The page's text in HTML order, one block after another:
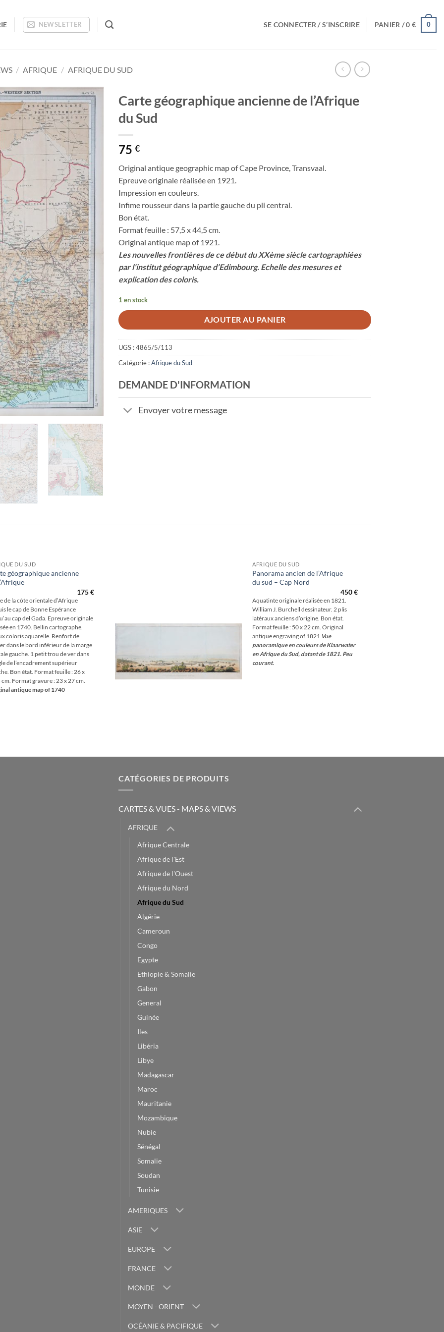
NEWSLETTER SE CONNECTER / S’INSCRIRE PANIER /0€ 0
/ AFRIQUE / AFRIQUE DU SUD
Ajouter
à la
wishlist
Carte géographique ancienne de l’Afrique
du Sud
75 €
Original antique geographic map of Cape Province, Transvaal.
Epreuve originale réalisée en 1921.
Impression en couleurs.
Infime rousseur dans la partie gauche du pli central.
Bon état.
Format feuille : 57,5 x 44,5 cm.
Original antique map of 1921.
Les nouvelles frontières de ce début du XXème siècle cartographiées
par l’institut géographique d’Edimbourg. Echelle des mesures et
explication des coloris.
1 en stock
AJOUTER AU PANIER
UGS :4865/5/113
Catégorie :Afrique du Sud
DEMANDE D'INFORMATION
Envoyer votre message
DU SUD
géographique ancienne
175€
de la côte orientale d’Afrique
le cap de Bonne Espérance
cap del Gada. Epreuve originale
en 1740. Bellin cartographe.
coloris aquarelle. Renfort de
dans le bord inférieur de la marge
gauche. 1 petit trou de ver dans
de l’encadrement supérieur
Bon état. Format feuille : 26 x
cm. Format gravure : 23 x 27 cm.
antique map of 1740
AFRIQUE DU SUD
Panorama ancien de l’Afrique
du sud – Cap Nord
450€
Aquatinte originale réalisée en 1821.
William J. Burchell dessinateur. 2 plis
latéraux anciens d’origine. Bon état.
Format feuille : 50 x 22 cm. Original
antique engraving of 1821 Vue
panoramique en couleurs de Klaarwater
en Afrique du Sud, datant de 1821. Peu
courant.
CATÉGORIES DE PRODUITS
CARTES & VUES - MAPS & VIEWS
AFRIQUE
Afrique Centrale
Afrique de l'Est
Afrique de l'Ouest
Afrique du Nord
Afrique du Sud
Algérie
Cameroun
Congo
Egypte
Ethiopie & Somalie
Gabon
General
Guinée
Iles
Libéria
Libye
Madagascar
Maroc
Mauritanie
Mozambique
Nubie
Sénégal
Somalie
Soudan
Tunisie
AMERIQUES
ASIE
EUROPE
FRANCE
MONDE
MOYEN - ORIENT
OCÉANIE & PACIFIQUE